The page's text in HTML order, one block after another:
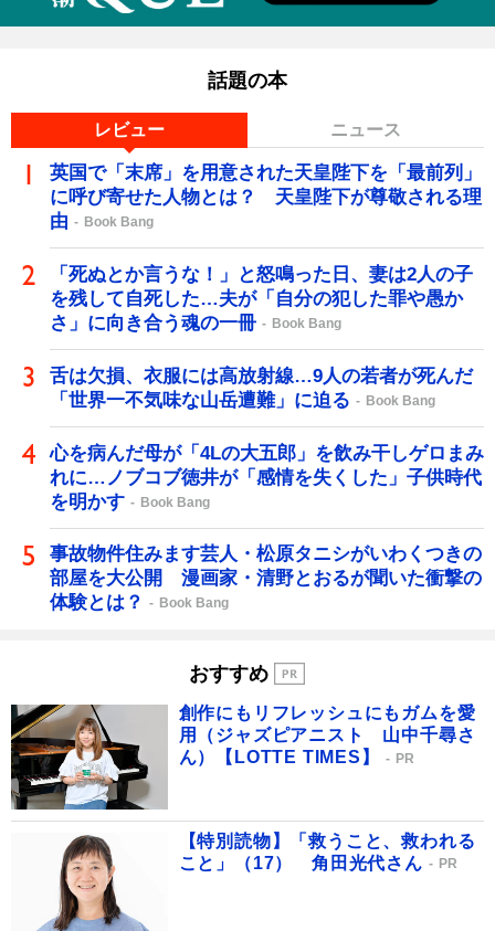
話題の本
レビュー ニュース
英国で「末席」を用意された天皇陛下を「最前列」
に呼び寄せた人物とは？ 天皇陛下が尊敬される理
由
Book Bang
「死ぬとか言うな！」と怒鳴った日、妻は2人の子
を残して自死した…夫が「自分の犯した罪や愚か
さ」に向き合う魂の一冊
Book Bang
舌は欠損、衣服には高放射線…9人の若者が死んだ
「世界一不気味な山岳遭難」に迫る
Book Bang
心を病んだ母が「4Lの大五郎」を飲み干しゲロまみ
れに…ノブコブ徳井が「感情を失くした」子供時代
を明かす
Book Bang
事故物件住みます芸人・松原タニシがいわくつきの
部屋を大公開 漫画家・清野とおるが聞いた衝撃の
体験とは？
Book Bang
おすすめ
創作にもリフレッシュにもガムを愛
用（ジャズピアニスト 山中千尋さ
ん）【LOTTE TIMES】
PR
【特別読物】「救うこと、救われる
こと」（17） 角田光代さん
PR